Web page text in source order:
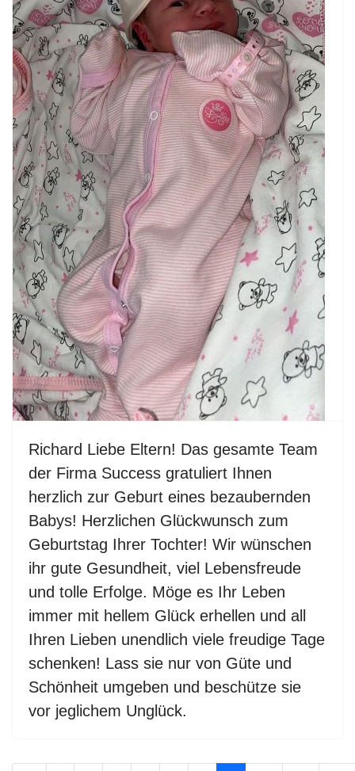
Richard Liebe Eltern! Das gesamte Team
der Firma Success gratuliert Ihnen
herzlich zur Geburt eines bezaubernden
Babys! Herzlichen Glückwunsch zum
Geburtstag Ihrer Tochter! Wir wünschen
ihr gute Gesundheit, viel Lebensfreude
und tolle Erfolge. Möge es Ihr Leben
immer mit hellem Glück erhellen und all
Ihren Lieben unendlich viele freudige Tage
schenken! Lass sie nur von Güte und
Schönheit umgeben und beschütze sie
vor jeglichem Unglück.